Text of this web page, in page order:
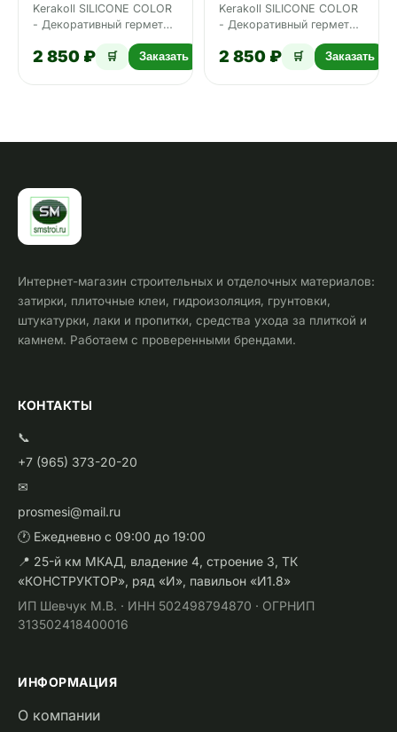
Kerakoll SILICONE COLOR
- Декоративный герметик
цветов Design. <
2 850 ₽ 🛒 Заказать
Kerakoll SILICONE COLOR
- Декоративный герметик
цветов Design. <
2 850 ₽ 🛒 Заказать
Интернет-магазин строительных и отделочных материалов:
затирки, плиточные клеи, гидроизоляция, грунтовки,
штукатурки, лаки и пропитки, средства ухода за плиткой и
камнем. Работаем с проверенными брендами.
КОНТАКТЫ
📞
+7 (965) 373-20-20
✉
prosmesi@mail.ru
🕐 Ежедневно с 09:00 до 19:00
📍 25-й км МКАД, владение 4, строение 3, ТК
«КОНСТРУКТОР», ряд «И», павильон «И1.8»
ИП Шевчук М.В. · ИНН 502498794870 · ОГРНИП
313502418400016
ИНФОРМАЦИЯ
О компании